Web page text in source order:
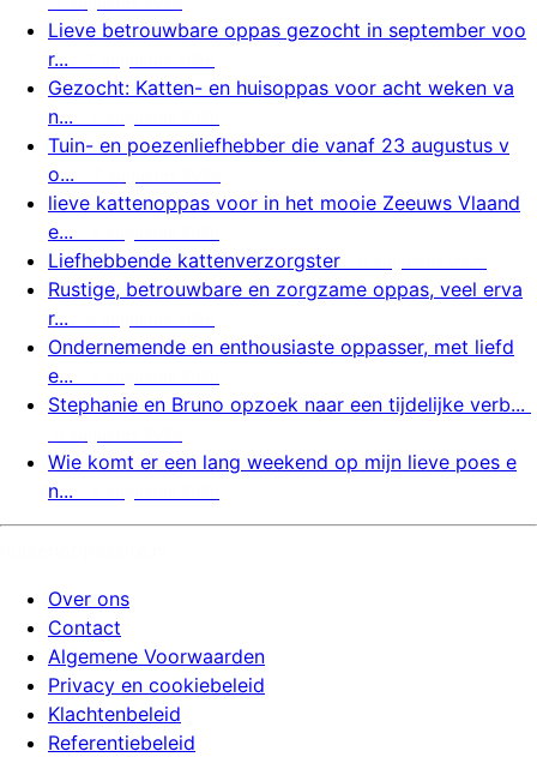
Lieve betrouwbare oppas gezocht in september voo
r...
Gezocht: Katten- en huisoppas voor acht weken va
n...
Tuin- en poezenliefhebber die vanaf 23 augustus v
o...
lieve kattenoppas voor in het mooie Zeeuws Vlaand
e...
Liefhebbende kattenverzorgster
Rustige, betrouwbare en zorgzame oppas, veel erva
r...
Ondernemende en enthousiaste oppasser, met liefd
e...
Stephanie en Bruno opzoek naar een tijdelijke verb...
Wie komt er een lang weekend op mijn lieve poes e
n...
Over ons
Contact
Algemene Voorwaarden
Privacy en cookiebeleid
Klachtenbeleid
Referentiebeleid